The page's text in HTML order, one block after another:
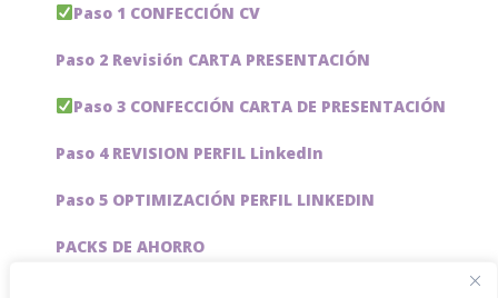
Paso 1 CONFECCIÓN CV
Paso 2 Revisión CARTA PRESENTACIÓN
Paso 3 CONFECCIÓN CARTA DE PRESENTACIÓN
Paso 4 REVISION PERFIL LinkedIn
Paso 5 OPTIMIZACIÓN PERFIL LINKEDIN
PACKS DE AHORRO